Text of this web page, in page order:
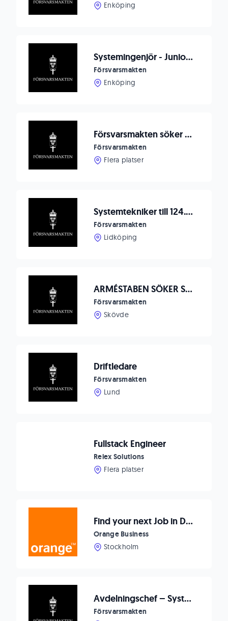
Enköping
Systemingenjör - Junior AI Utvecklare
Försvarsmakten
Enköping
Försvarsmakten söker Systemtekniker/IT-tekniker till Luleå/Boden
Försvarsmakten
Flera platser
Systemtekniker till 124.teledrifttroppen, Skaraborgs flygflottilj F 7
Försvarsmakten
Lidköping
ARMÉSTABEN SÖKER SYSTEMINGENJÖR MED INRIKTNING INFORMATIONSLOGISTIK
Försvarsmakten
Skövde
Driftledare
Försvarsmakten
Lund
Fullstack Engineer
Relex Solutions
Flera platser
Find your next Job in Data, AI, Cloud & CX - Orange Business
Orange Business
Stockholm
Avdelningschef – Systemförvaltningsenheten, FMTIS
Försvarsmakten